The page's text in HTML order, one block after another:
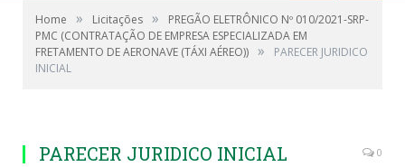
Home » Licitações »
PREGÃO ELETRÔNICO Nº 010/2021-SRP-
PMC (CONTRATAÇÃO DE EMPRESA ESPECIALIZADA EM
FRETAMENTO DE AERONAVE (TÁXI AÉREO)) »
PARECER JURIDICO
INICIAL
PARECER JURIDICO INICIAL 0